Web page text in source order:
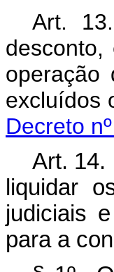
Art.
operação
Decreto
Art. 14.
liquidar
judiciais
para a